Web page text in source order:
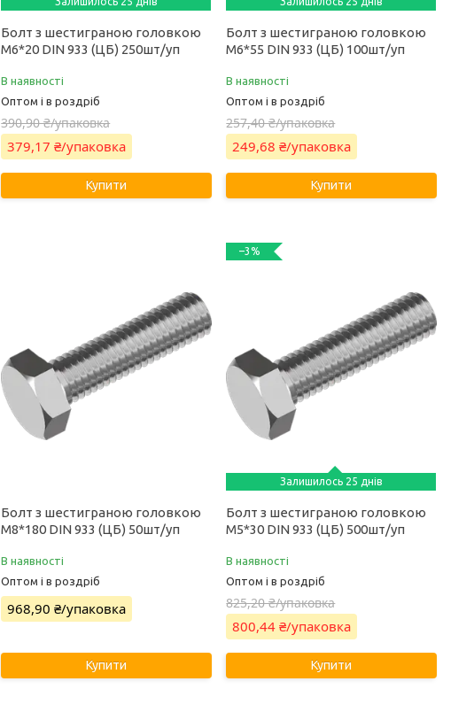
Болт з шестиграною головкою
М6*20 DIN 933 (ЦБ) 250шт/уп
В наявності
Оптом і в роздріб
390,90 ₴/упаковка
379,17 ₴/упаковка
Купити
Болт з шестиграною головкою
М6*55 DIN 933 (ЦБ) 100шт/уп
В наявності
Оптом і в роздріб
257,40 ₴/упаковка
249,68 ₴/упаковка
Купити
Болт з шестиграною головкою
М8*180 DIN 933 (ЦБ) 50шт/уп
В наявності
Оптом і в роздріб
968,90 ₴/упаковка
Купити
–3%
Залишилось 25 днів
Болт з шестиграною головкою
М5*30 DIN 933 (ЦБ) 500шт/уп
В наявності
Оптом і в роздріб
825,20 ₴/упаковка
800,44 ₴/упаковка
Купити